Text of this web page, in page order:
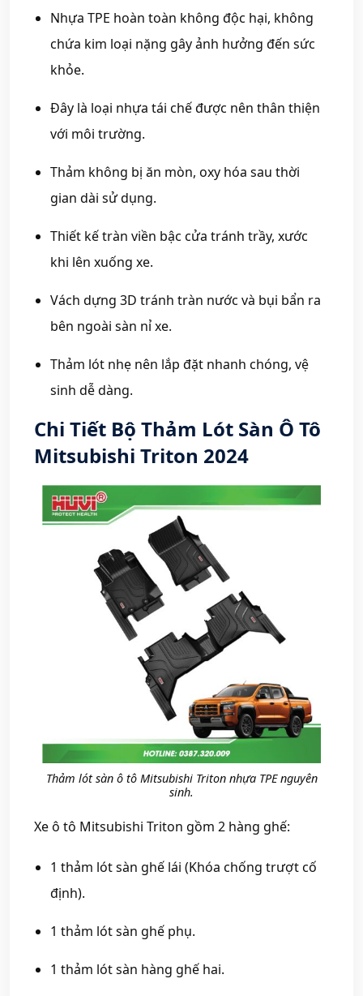
Nhựa TPE hoàn toàn không độc hại, không
chứa kim loại nặng gây ảnh hưởng đến sức
khỏe.
Đây là loại nhựa tái chế được nên thân thiện
với môi trường.
Thảm không bị ăn mòn, oxy hóa sau thời
gian dài sử dụng.
Thiết kế tràn viền bậc cửa tránh trầy, xước
khi lên xuống xe.
Vách dựng 3D tránh tràn nước và bụi bẩn ra
bên ngoài sàn nỉ xe.
Thảm lót nhẹ nên lắp đặt nhanh chóng, vệ
sinh dễ dàng.
Chi Tiết Bộ Thảm Lót Sàn Ô Tô
Mitsubishi Triton 2024
Thảm lót sàn ô tô Mitsubishi Triton nhựa TPE nguyên
sinh.
Xe ô tô Mitsubishi Triton gồm 2 hàng ghế:
1 thảm lót sàn ghế lái (Khóa chống trượt cố
định).
1 thảm lót sàn ghế phụ.
1 thảm lót sàn hàng ghế hai.